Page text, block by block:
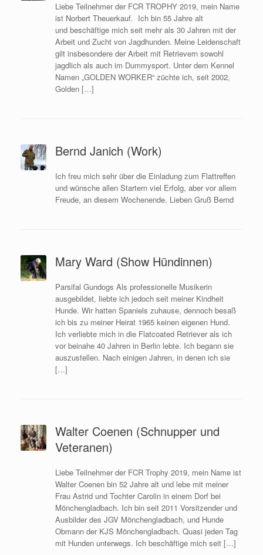
Liebe Teilnehmer der FCR TROPHY 2019, mein Name
ist Norbert Theuerkauf. Ich bin 55 Jahre alt
und beschäftige mich seit mehr als 30 Jahren mit der
Arbeit und Zucht von Jagdhunden. Meine Leidenschaft
gilt insbesondere der Arbeit mit Retrievern sowohl
jagdlich als auch im Dummysport. Unter dem Kennel
Namen „GOLDEN WORKER“ züchte ich, seit 2002,
Golden […]
Bernd Janich (Work)
Ich freu mich sehr über die Einladung zum Flattreffen
und wünsche allen Startern viel Erfolg, aber vor allem
Freude, an diesem Wochenende. Lieben Gruß Bernd
Mary Ward (Show Hündinnen)
Parsifal Gundogs Als professionelle Musikerin
ausgebildet, liebte ich jedoch seit meiner Kindheit
Hunde. Wir hatten Spaniels zuhause, dennoch besaß
ich bis zu meiner Heirat 1965 keinen eigenen Hund.
Ich verliebte mich in die Flatcoated Retriever als ich
vor beinahe 40 Jahren in Berlin lebte. Ich begann sie
auszustellen. Nach einigen Jahren, in denen ich sie
[…]
Walter Coenen (Schnupper und
Veteranen)
Liebe Teilnehmer der FCR Trophy 2019, mein Name ist
Walter Coenen bin 52 Jahre alt und lebe mit meiner
Frau Astrid und Tochter Carolin in einem Dorf bei
Mönchengladbach. Ich bin seit 2011 Vorsitzender und
Ausbilder des JGV Mönchengladbach, und Hunde
Obmann der KJS Mönchengladbach. Quasi jeden Tag
mit Hunden unterwegs. Ich beschäftige mich seit […]